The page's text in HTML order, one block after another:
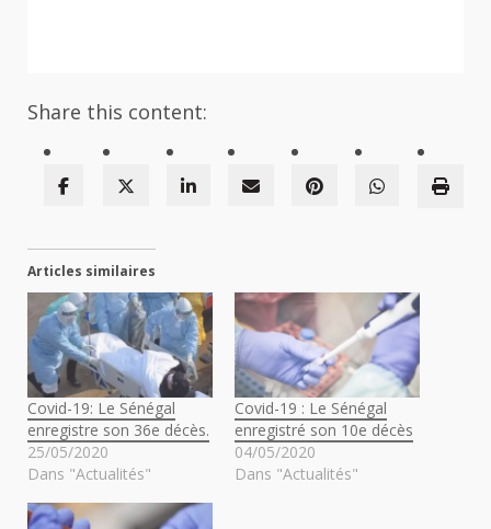
Share this content:
Articles similaires
Covid-19: Le Sénégal
enregistre son 36e décès.
25/05/2020
Dans "Actualités"
Covid-19 : Le Sénégal
enregistré son 10e décès
04/05/2020
Dans "Actualités"